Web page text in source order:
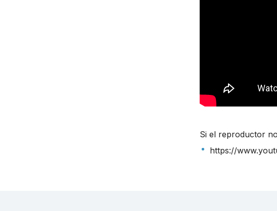
Si el reproductor
https://